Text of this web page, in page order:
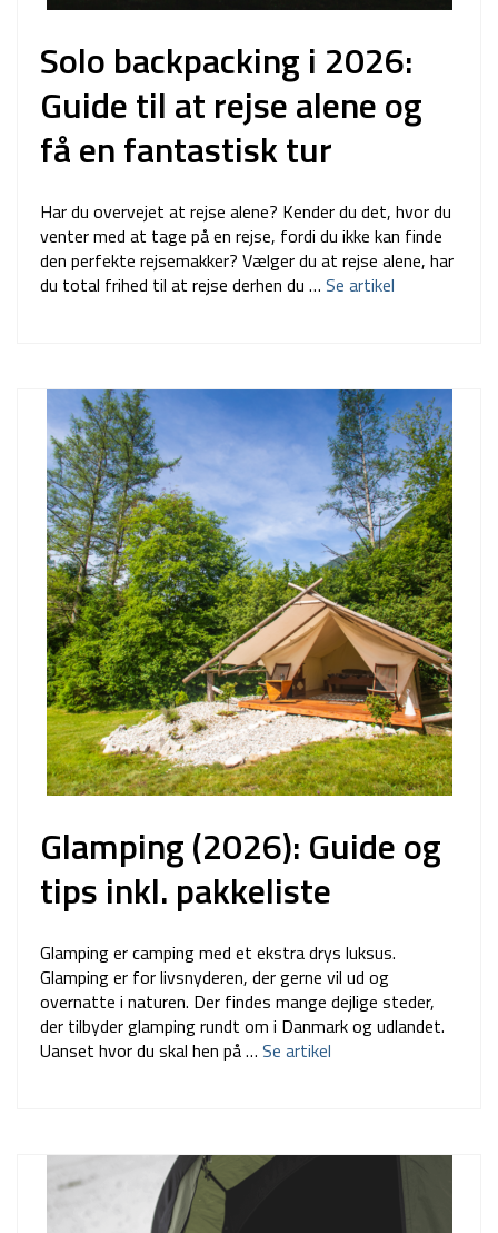
Solo backpacking i 2026:
Guide til at rejse alene og
få en fantastisk tur
Har du overvejet at rejse alene? Kender du det, hvor du
venter med at tage på en rejse, fordi du ikke kan finde
den perfekte rejsemakker? Vælger du at rejse alene, har
du total frihed til at rejse derhen du … Se artikel
Glamping (2026): Guide og
tips inkl. pakkeliste
Glamping er camping med et ekstra drys luksus.
Glamping er for livsnyderen, der gerne vil ud og
overnatte i naturen. Der findes mange dejlige steder,
der tilbyder glamping rundt om i Danmark og udlandet.
Uanset hvor du skal hen på … Se artikel